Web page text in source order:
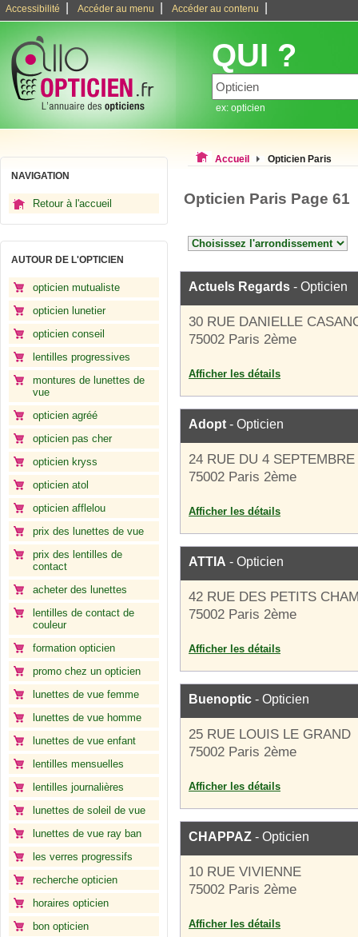
Accessibilité Accéder au menu Accéder au contenu
QUI ?
ex: opticien
NAVIGATION
Retour à l'accueil
AUTOUR DE L'OPTICIEN
opticien mutualiste
opticien lunetier
opticien conseil
lentilles progressives
montures de lunettes de
vue
opticien agréé
opticien pas cher
opticien kryss
opticien atol
opticien afflelou
prix des lunettes de vue
prix des lentilles de
contact
acheter des lunettes
lentilles de contact de
couleur
formation opticien
promo chez un opticien
lunettes de vue femme
lunettes de vue homme
lunettes de vue enfant
lentilles mensuelles
lentilles journalières
lunettes de soleil de vue
lunettes de vue ray ban
les verres progressifs
recherche opticien
horaires opticien
bon opticien
Accueil Opticien Paris
Opticien Paris Page 61
Actuels Regards - Opticien
30 RUE DANIELLE
75002 Paris 2ème
Afficher les détails
Adopt - Opticien
24 RUE DU 4 SEPTEMBRE
75002 Paris 2ème
Afficher les détails
ATTIA - Opticien
42 RUE DES PETITS
75002 Paris 2ème
Afficher les détails
Buenoptic - Opticien
25 RUE LOUIS LE GRAND
75002 Paris 2ème
Afficher les détails
CHAPPAZ - Opticien
10 RUE VIVIENNE
75002 Paris 2ème
Afficher les détails